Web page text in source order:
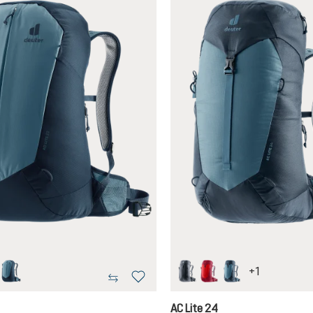
masala
atlantic-ink blackcherry-masala
atlantic-ink
+1
AC Lite 24